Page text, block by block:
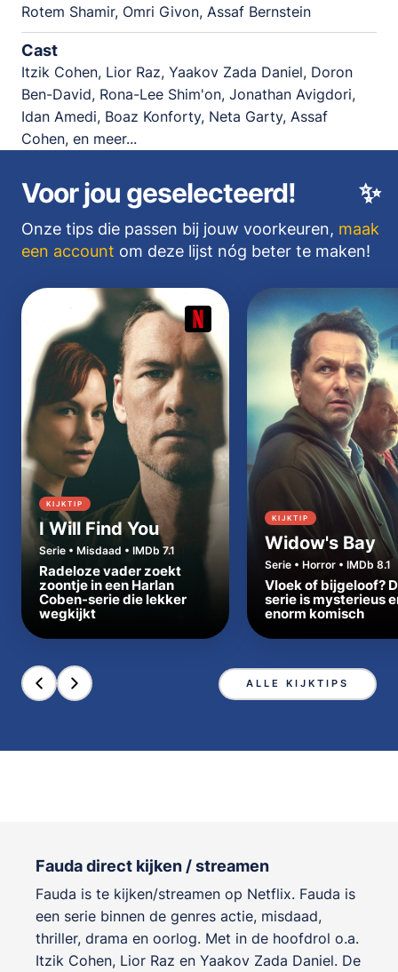
Rotem Shamir, Omri Givon, Assaf Bernstein
Cast
Itzik Cohen, Lior Raz, Yaakov Zada Daniel, Doron
Ben-David, Rona-Lee Shim'on, Jonathan Avigdori,
Idan Amedi, Boaz Konforty, Neta Garty, Assaf
Cohen, en meer...
✨
Voor jou geselecteerd!
Onze tips die passen bij jouw voorkeuren, maak
een account om deze lijst nóg beter te maken!
KIJKTIP
I Will Find You
Serie • Misdaad • IMDb 7.1
Radeloze vader zoekt
zoontje in een Harlan
Coben-serie die lekker
wegkijkt
KIJKTIP
Widow's Bay
Serie • Horror • IMDb 8.1
Vloek of bijgeloof?
serie is mysterieus
enorm komisch
ALLE KIJKTIPS
Fauda direct kijken / streamen
Fauda is te kijken/streamen op Netflix. Fauda is
een serie binnen de genres actie, misdaad,
thriller, drama en oorlog. Met in de hoofdrol o.a.
Itzik Cohen, Lior Raz en Yaakov Zada Daniel. De